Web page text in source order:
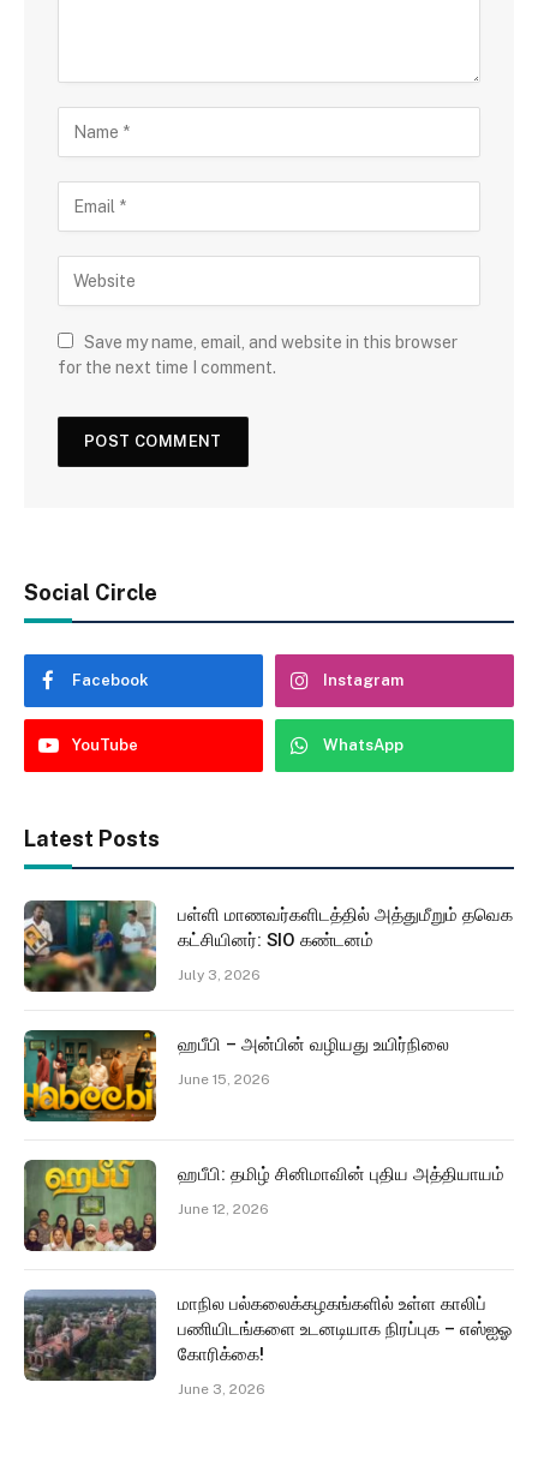
Save my name, email, and website in this browser
for the next time I comment.
Social Circle
Facebook Instagram
YouTube WhatsApp
Latest Posts
பள்ளி மாணவர்களிடத்தில் அத்துமீறும் தவெக
கட்சியினர்: SIO கண்டனம்
July 3, 2026
ஹபீபி – அன்பின் வழியது உயிர்நிலை
June 15, 2026
ஹபீபி: தமிழ் சினிமாவின் புதிய அத்தியாயம்
June 12, 2026
மாநில பல்கலைக்கழகங்களில் உள்ள காலிப்
பணியிடங்களை உடனடியாக நிரப்புக – எஸ்ஐஓ
கோரிக்கை!
June 3, 2026